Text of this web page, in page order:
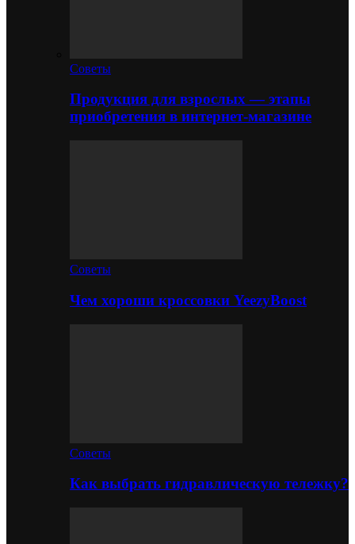
Советы
Продукция для взрослых — этапы
приобретения в интернет-магазине
Советы
Чем хороши кроссовки YeezyBoost
Советы
Как выбрать гидравлическую тележку?